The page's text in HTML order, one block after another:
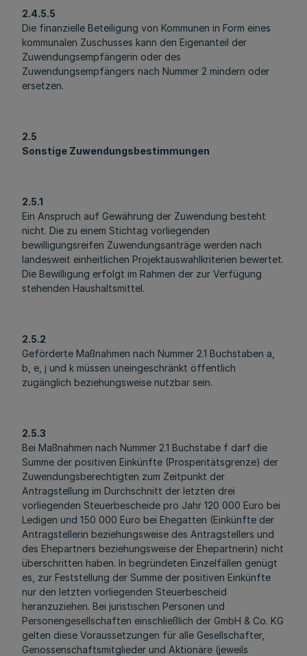
2.4.5.5
Die finanzielle Beteiligung von Kommunen in Form eines
kommunalen Zuschusses kann den Eigenanteil der
Zuwendungsempfängerin oder des
Zuwendungsempfängers nach Nummer 2 mindern oder
ersetzen.
2.5
Sonstige Zuwendungsbestimmungen
2.5.1
Ein Anspruch auf Gewährung der Zuwendung besteht
nicht. Die zu einem Stichtag vorliegenden
bewilligungsreifen Zuwendungsanträge werden nach
landesweit einheitlichen Projektauswahlkriterien bewertet.
Die Bewilligung erfolgt im Rahmen der zur Verfügung
stehenden Haushaltsmittel.
2.5.2
Geförderte Maßnahmen nach Nummer 2.1 Buchstaben a,
b, e, j und k müssen uneingeschränkt öffentlich
zugänglich beziehungsweise nutzbar sein.
2.5.3
Bei Maßnahmen nach Nummer 2.1 Buchstabe f darf die
Summe der positiven Einkünfte (Prosperitätsgrenze) der
Zuwendungsberechtigten zum Zeitpunkt der
Antragstellung im Durchschnitt der letzten drei
vorliegenden Steuerbescheide pro Jahr 120 000 Euro bei
Ledigen und 150 000 Euro bei Ehegatten (Einkünfte der
Antragstellerin beziehungsweise des Antragstellers und
des Ehepartners beziehungsweise der Ehepartnerin) nicht
überschritten haben. In begründeten Einzelfällen genügt
es, zur Feststellung der Summe der positiven Einkünfte
nur den letzten vorliegenden Steuerbescheid
heranzuziehen. Bei juristischen Personen und
Personengesellschaften einschließlich der GmbH & Co. KG
gelten diese Voraussetzungen für alle Gesellschafter,
Genossenschaftsmitglieder und Aktionäre (jeweils